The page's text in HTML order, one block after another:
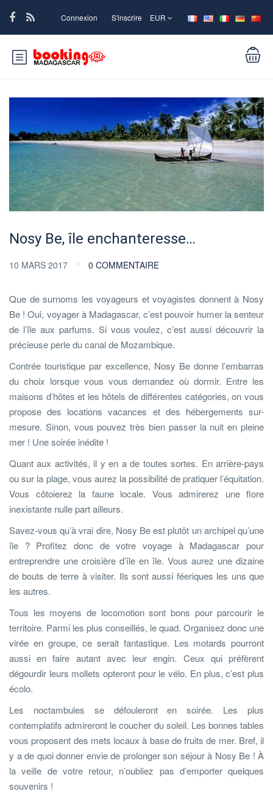
Connexion S'inscrire EUR
Nosy Be, île enchanteresse…
10 MARS 2017 0 COMMENTAIRE
Que de surnoms les voyageurs et voyagistes donnent à Nosy
Be ! Oui, voyager à Madagascar, c’est pouvoir humer la senteur
de l’île aux parfums. Si vous voulez, c’est aussi découvrir la
précieuse perle du canal de Mozambique.
Contrée touristique par excellence, Nosy Be donne l’embarras
du choix lorsque vous vous demandez où dormir. Entre les
maisons d’hôtes et les hôtels de différentes catégories, on vous
propose des locations vacances et des hébergements sur-
mesure. Sinon, vous pouvez très bien passer la nuit en pleine
mer ! Une soirée inédite !
Quant aux activités, il y en a de toutes sortes. En arrière-pays
ou sur la plage, vous aurez la possibilité de pratiquer l’équitation.
Vous côtoierez la faune locale. Vous admirerez une flore
inexistante nulle part ailleurs.
Savez-vous qu’à vrai dire, Nosy Be est plutôt un archipel qu’une
île ? Profitez donc de votre voyage à Madagascar pour
entreprendre une croisière d’île en île. Vous aurez une dizaine
de bouts de terre à visiter. Ils sont aussi féeriques les uns que
les autres.
Tous les moyens de locomotion sont bons pour parcourir le
territoire. Parmi les plus conseillés, le quad. Organisez donc une
virée en groupe, ce serait fantastique. Les motards pourront
aussi en faire autant avec leur engin. Ceux qui préfèrent
dégourdir leurs mollets opteront pour le vélo. En plus, c’est plus
écolo.
Les noctambules se défouleront en soirée. Les plus
contemplatifs admireront le coucher du soleil. Les bonnes tables
vous proposent des mets locaux à base de fruits de mer. Bref, il
y a de quoi donner envie de prolonger son séjour à Nosy Be ! À
la veille de votre retour, n’oubliez pas d’emporter quelques
souvenirs !